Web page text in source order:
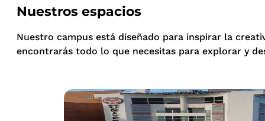
Nuestros espacios
Nuestro campus está diseñado para inspirar la
encontrarás todo lo que necesitas para explorar y